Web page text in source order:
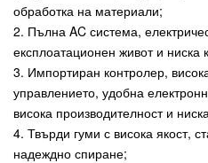
обработка на материали;
2. Пълна AC система,
експлоатационен живот и ниска
3. Импортиран контролер,
управлението, удобна
висока производителност и
4. Твърди гуми с висока якост,
надеждно спиране;